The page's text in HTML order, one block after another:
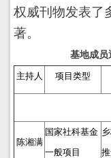
权威刊物发表了
著。
基地成员
主持人 项目类型
陈湘满
国家社科基金
一般项目